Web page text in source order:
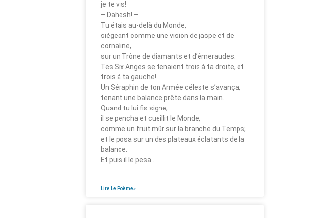
je te vis!
– Dahesh! –
Tu étais au-delà du Monde,
siégeant comme une vision de jaspe et de
cornaline,
sur un Trône de diamants et d’émeraudes.
Tes Six Anges se tenaient trois à ta droite, et
trois à ta gauche!
Un Séraphin de ton Armée céleste s’avança,
tenant une balance prête dans la main.
Quand tu lui fis signe,
il se pencha et cueillit le Monde,
comme un fruit mûr sur la branche du Temps;
et le posa sur un des plateaux éclatants de la
balance.
Et puis il le pesa…
Lire Le Poème»